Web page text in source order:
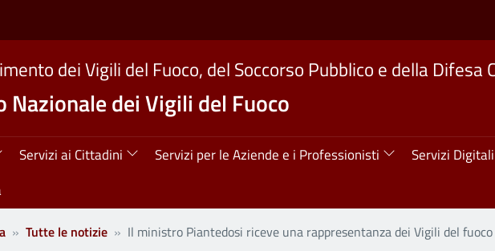
dei Vigili del Fuoco, del Soccorso Pubblico e della Difesa
Nazionale dei Vigili del Fuoco
principale
Servizi ai Cittadini Servizi per le Aziende e i Professionisti Servizi Digitali
Tutte le notizie Il ministro Piantedosi riceve una rappresentanza dei Vigili del